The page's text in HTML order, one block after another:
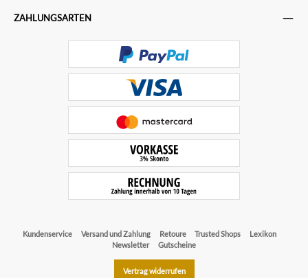
ZAHLUNGSARTEN
Kundenservice Versand und Zahlung Retoure Trusted Shops
Lexikon
Newsletter
Gutscheine
Vertrag widerrufen